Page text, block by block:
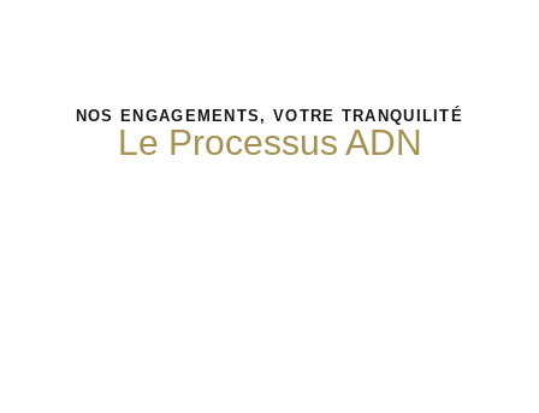
NOS ENGAGEMENTS, VOTRE TRANQUILITÉ
Le Processus ADN